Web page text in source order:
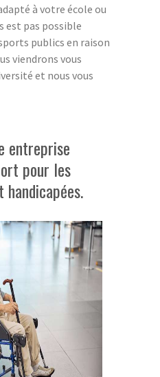
à votre école ou
est pas possible
publics en raison
viendrons vous
et nous vous
entreprise
pour les
handicapées.